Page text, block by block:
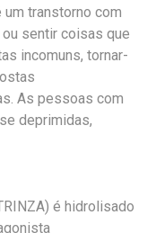
transtorno com
sentir coisas que
incomuns, tornar-
As pessoas com
deprimidas,
é hidrolisado